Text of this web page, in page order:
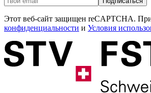
Этот веб-сайт защищен reCAPTCHA.
конфиденциальности и Условия